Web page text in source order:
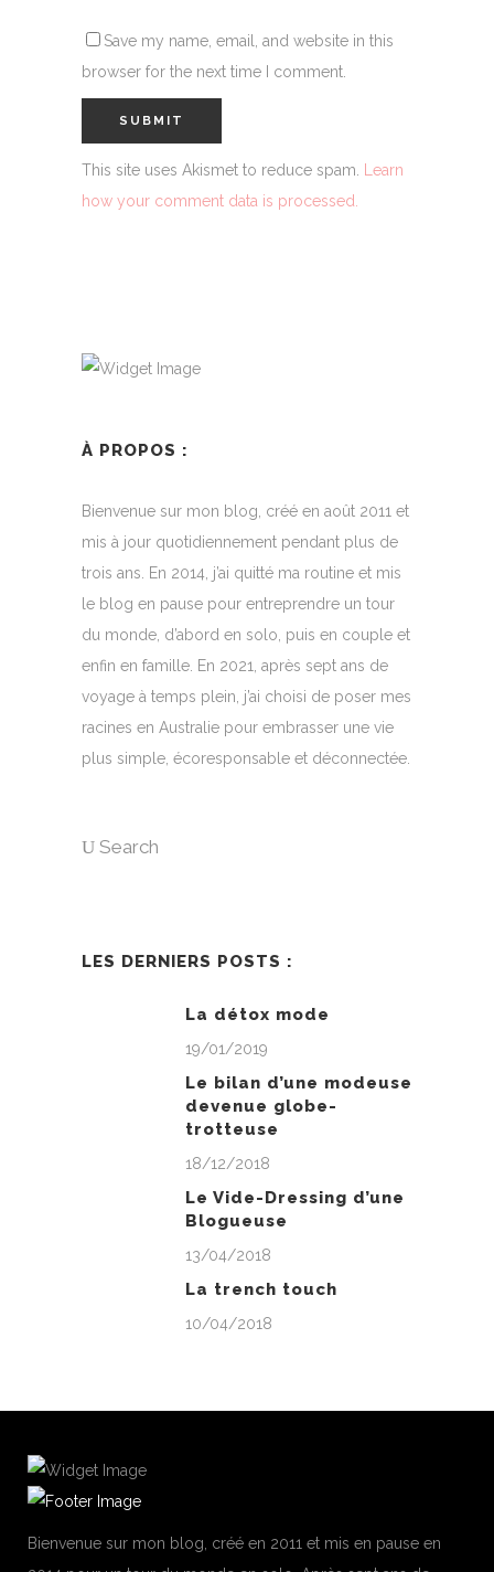
Save my name, email, and website in this
browser for the next time I comment.
This site uses Akismet to reduce spam. Learn
how your comment data is processed.
À PROPOS :
Bienvenue sur mon blog, créé en août 2011 et
mis à jour quotidiennement pendant plus de
trois ans. En 2014, j’ai quitté ma routine et mis
le blog en pause pour entreprendre un tour
du monde, d’abord en solo, puis en couple et
enfin en famille. En 2021, après sept ans de
voyage à temps plein, j’ai choisi de poser mes
racines en Australie pour embrasser une vie
plus simple, écoresponsable et déconnectée.
Search
LES DERNIERS POSTS :
La détox mode
19/01/2019
Le bilan d’une modeuse
devenue globe-
trotteuse
18/12/2018
Le Vide-Dressing d’une
Blogueuse
13/04/2018
La trench touch
10/04/2018
Bienvenue sur mon blog, créé en 2011 et mis en pause en